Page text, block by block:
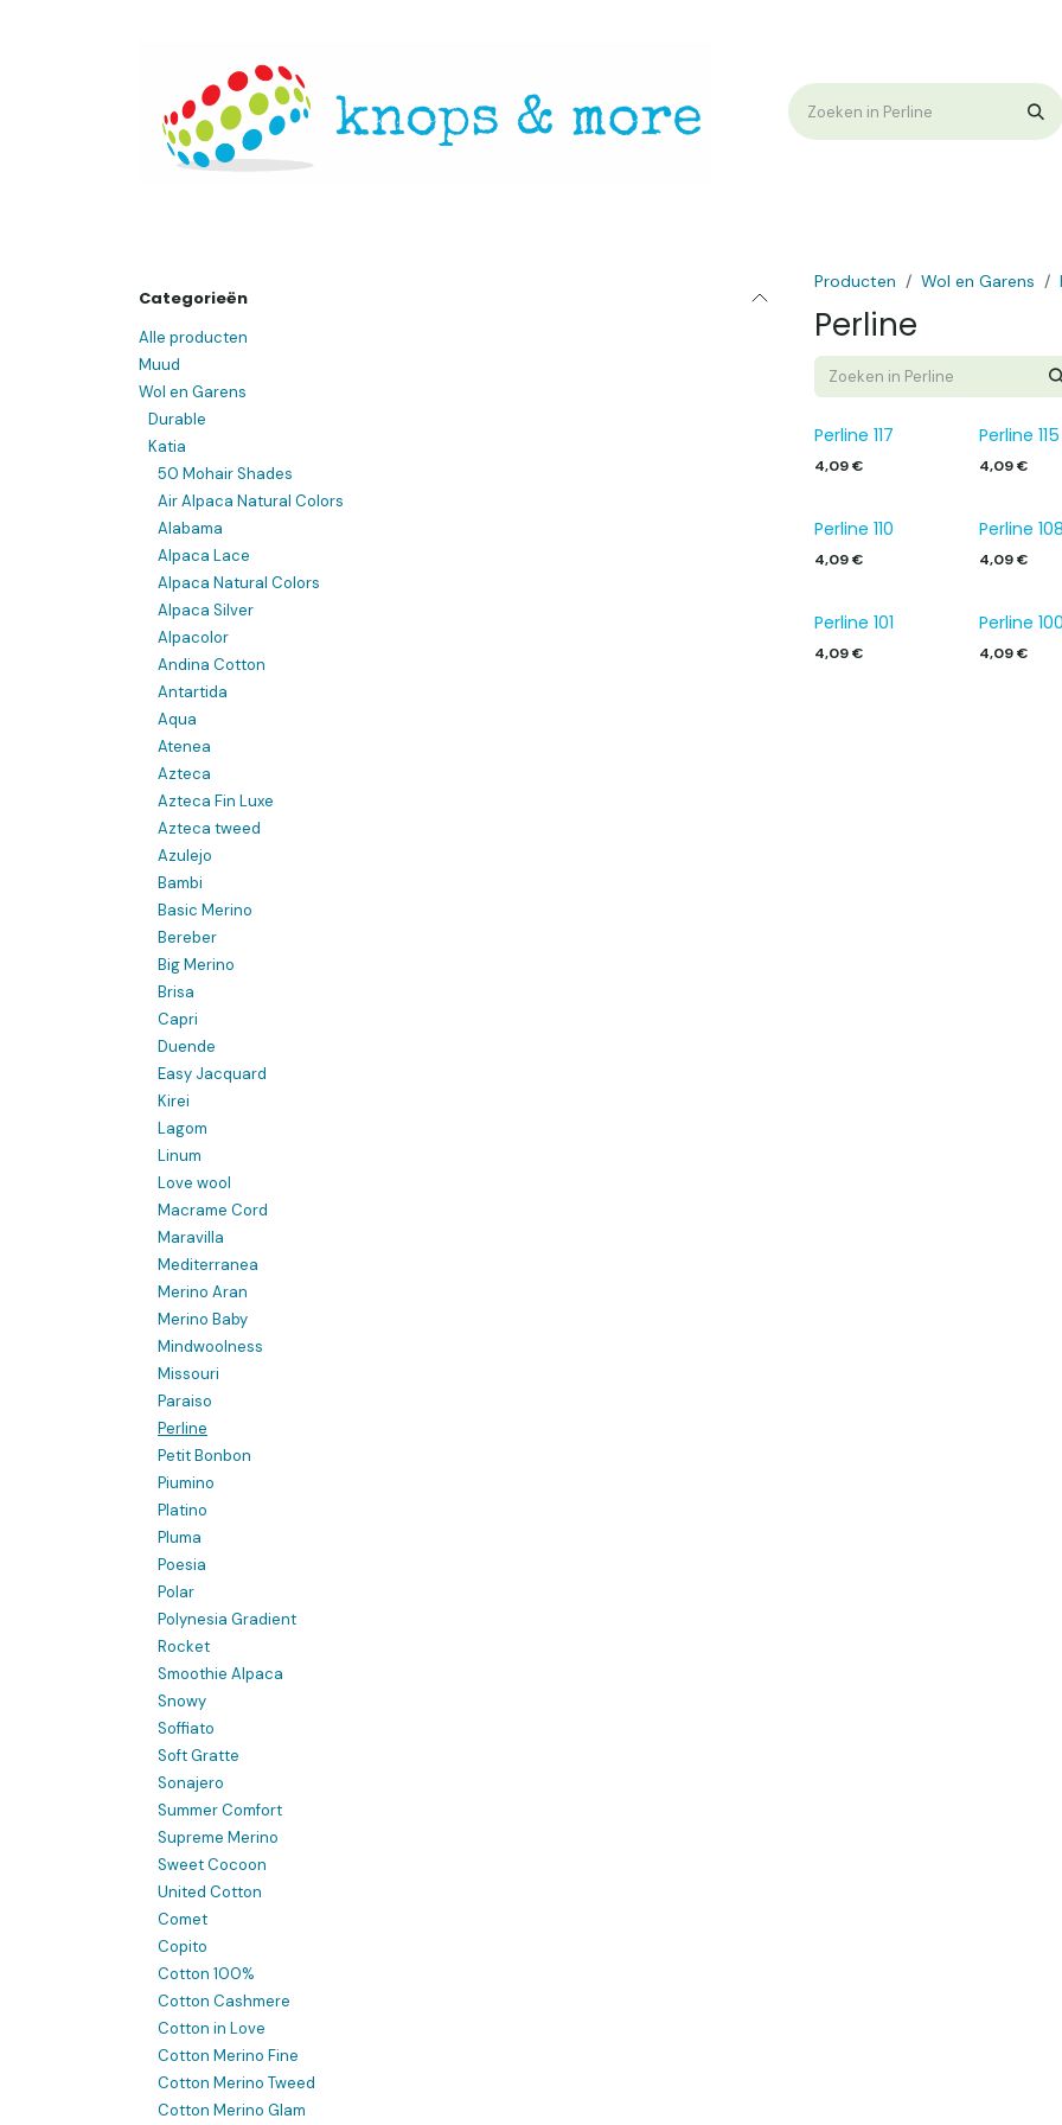
Categorieën
Alle producten
Muud
Wol en Garens
Durable
Katia
50 Mohair Shades
Air Alpaca Natural Colors
Alabama
Alpaca Lace
Alpaca Natural Colors
Alpaca Silver
Alpacolor
Andina Cotton
Antartida
Aqua
Atenea
Azteca
Azteca Fin Luxe
Azteca tweed
Azulejo
Bambi
Basic Merino
Bereber
Big Merino
Brisa
Capri
Duende
Easy Jacquard
Kirei
Lagom
Linum
Love wool
Macrame Cord
Maravilla
Mediterranea
Merino Aran
Merino Baby
Mindwoolness
Missouri
Paraiso
Perline
Petit Bonbon
Piumino
Platino
Pluma
Poesia
Polar
Polynesia Gradient
Rocket
Smoothie Alpaca
Snowy
Soffiato
Soft Gratte
Sonajero
Summer Comfort
Supreme Merino
Sweet Cocoon
United Cotton
Comet
Copito
Cotton 100%
Cotton Cashmere
Cotton in Love
Cotton Merino Fine
Cotton Merino Tweed
Cotton Merino Glam
Producten Wol en Garens
Perline
Perline 117
4,09€
Perline 115
4,09€
Perline 110
4,09€
Perline 108
4,09€
Perline 101
4,09€
Perline 100
4,09€